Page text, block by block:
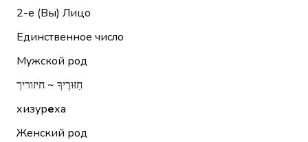
2-е (Вы) Лицо
Единственное число
Мужской род
חִזּוּרֶיךָ ~ חיזוריך
хизуреха
Женский род